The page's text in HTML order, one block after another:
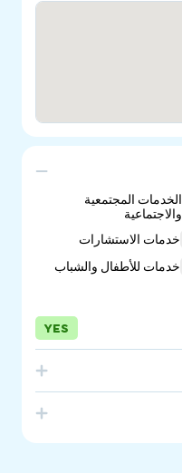
الخدمات المجتمعية
والاجتماعية
خدمات الاستشارات
خدمات للأطفال والشباب
YES